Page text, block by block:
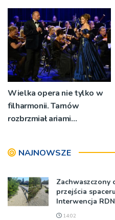
Warszawskiej w Woli
Rzędzińskiej
Wielka opera nie tylko w
filharmonii. Tarnów
rozbrzmiał ariami
NAJNOWSZE
przejścia
Interwencja RDN
14:02